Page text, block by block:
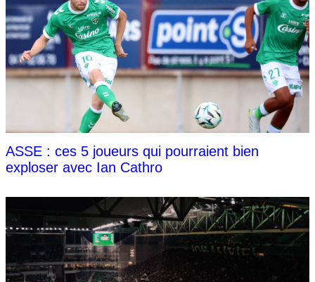
ASSE : ces 5 joueurs qui pourraient bien
exploser avec Ian Cathro